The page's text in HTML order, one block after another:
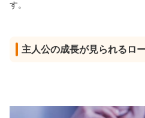
す。
主人公の成長が見られるロ